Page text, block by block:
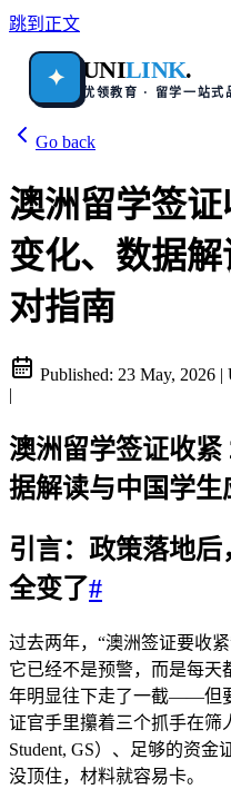
跳到正文
✦ UNILINK.
优领教育 · 留学一站式
Go back
澳洲留学签证
变化、数据
对指南
Published: 23 May, 2026 |
|
澳洲留学签证收紧
据解读与中国学生
引言：政策落地
全变了#
过去两年，“澳洲签证要收
它已经不是预警，而是每天
年明显往下走了一截——但
证官手里攥着三个抓手在筛
Student, GS）、足够的资
没顶住，材料就容易卡。